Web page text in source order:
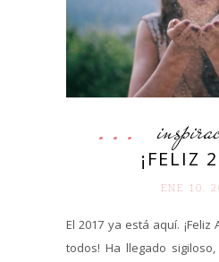
¡FELIZ
ENE 10.
El 2017 ya está aquí. ¡Feliz
todos! Ha llegado